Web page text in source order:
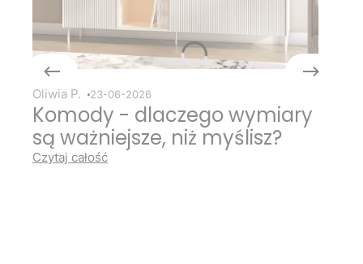
Oliwia P. 23-06-2026
Komody - dlaczego wymiary
są ważniejsze, niż myślisz?
Czytaj całość